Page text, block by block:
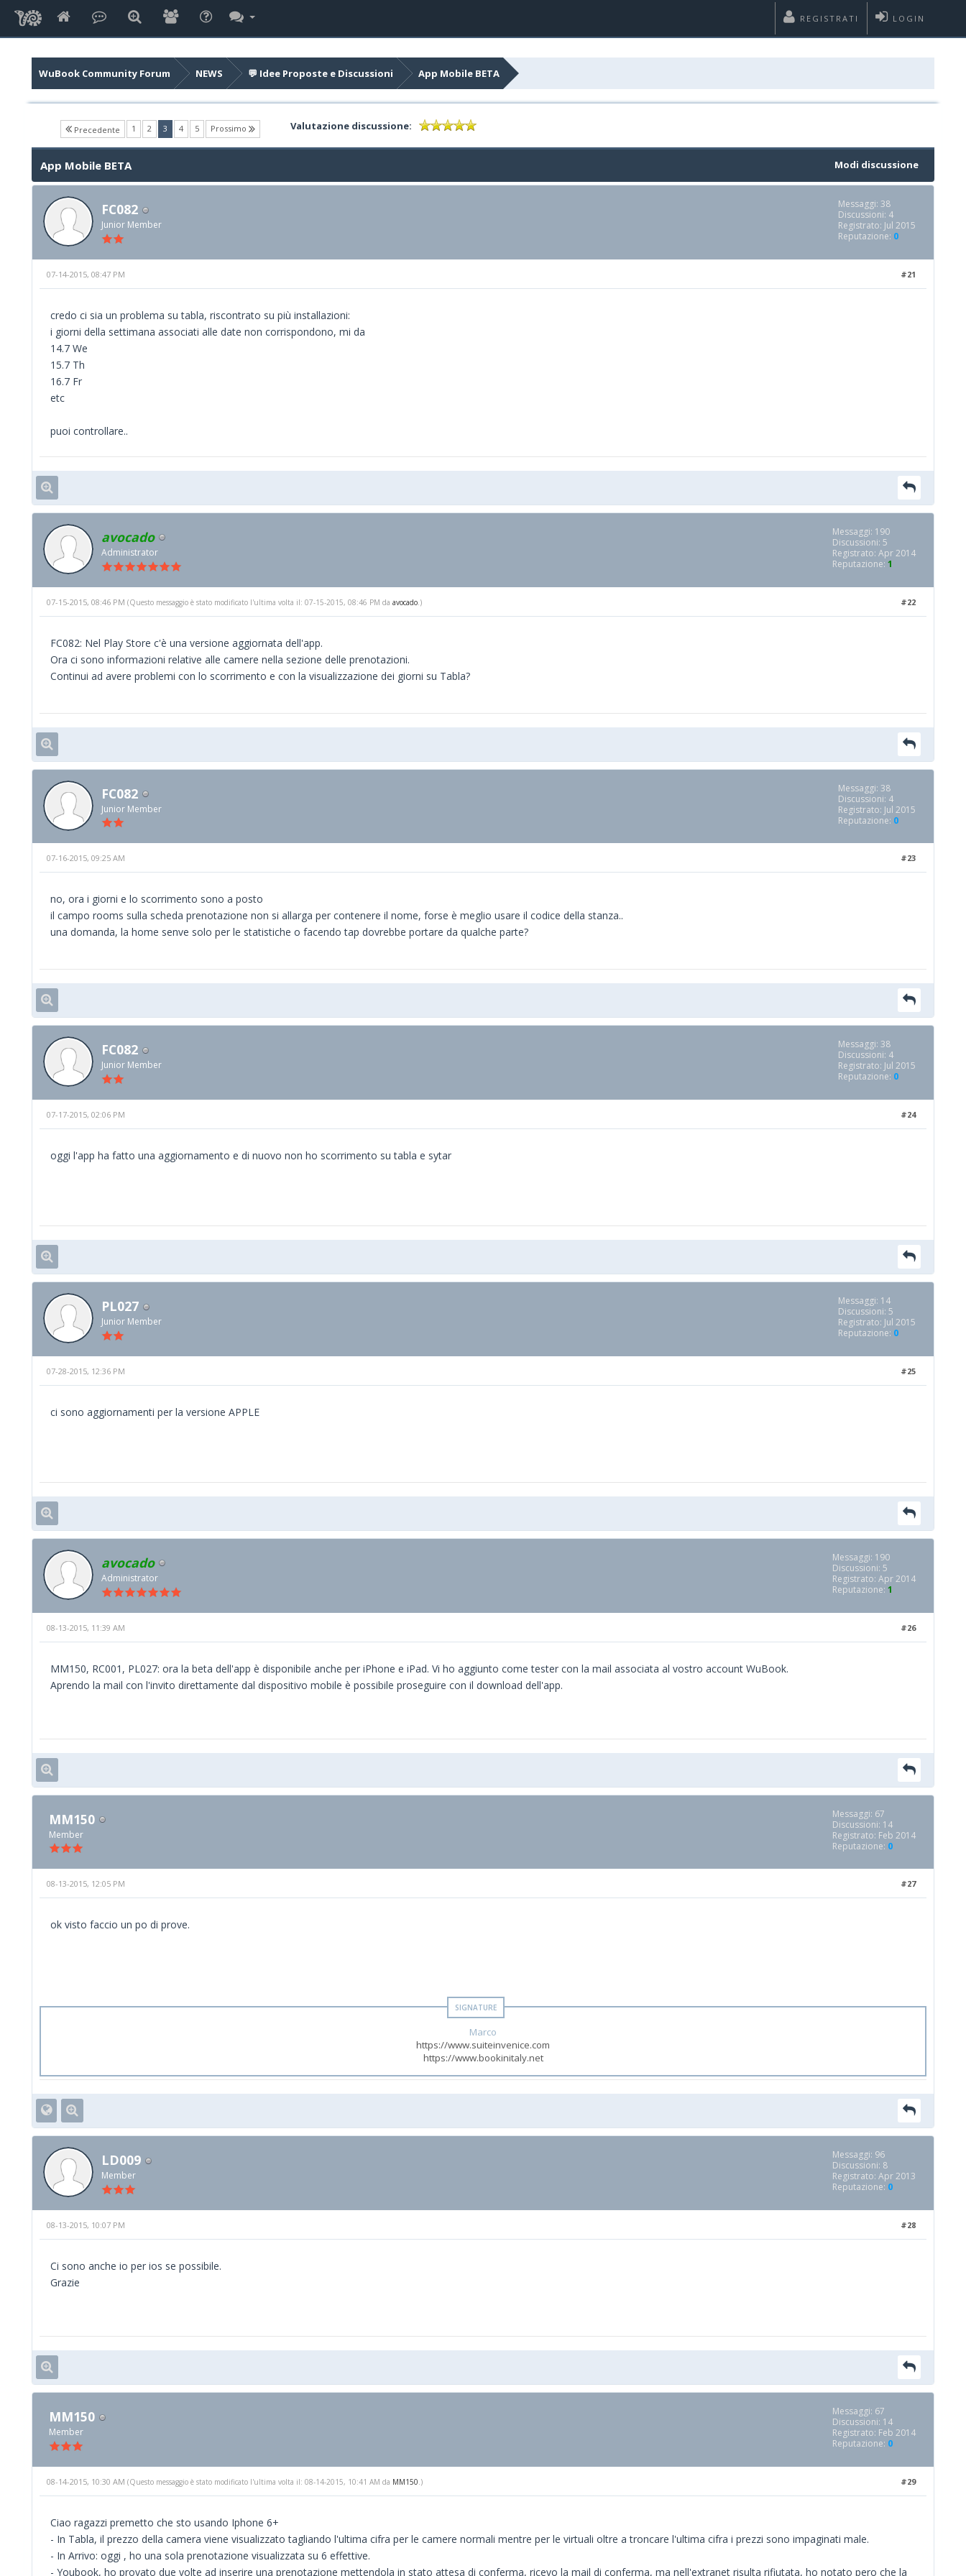
LOGIN
REGISTRATI
WuBook Community Forum NEWS 💬 Idee Proposte e Discussioni App Mobile BETA
Precedente 1 2 3(current)
4 5 Prossimo Valutazione discussione:
Modi discussione
App Mobile BETA
FC082
Junior Member
Messaggi: 38
Discussioni: 4
Registrato: Jul 2015
Reputazione: 0
#21
07-14-2015, 08:47 PM
credo ci sia un problema su tabla, riscontrato su più installazioni:
i giorni della settimana associati alle date non corrispondono, mi da
14.7 We
15.7 Th
16.7 Fr
etc
puoi controllare..
avocado
Administrator
Messaggi: 190
Discussioni: 5
Registrato: Apr 2014
Reputazione: 1
#22
07-15-2015, 08:46 PM (Questo messaggio è stato modificato l'ultima volta il: 07-15-2015, 08:46 PM da avocado .)
FC082: Nel Play Store c'è una versione aggiornata dell'app.
Ora ci sono informazioni relative alle camere nella sezione delle prenotazioni.
Continui ad avere problemi con lo scorrimento e con la visualizzazione dei giorni su Tabla?
FC082
Junior Member
Messaggi: 38
Discussioni: 4
Registrato: Jul 2015
Reputazione: 0
#23
07-16-2015, 09:25 AM
no, ora i giorni e lo scorrimento sono a posto
il campo rooms sulla scheda prenotazione non si allarga per contenere il nome, forse è meglio usare il codice della stanza..
una domanda, la home senve solo per le statistiche o facendo tap dovrebbe portare da qualche parte?
FC082
Junior Member
Messaggi: 38
Discussioni: 4
Registrato: Jul 2015
Reputazione: 0
#24
07-17-2015, 02:06 PM
oggi l'app ha fatto una aggiornamento e di nuovo non ho scorrimento su tabla e sytar
PL027
Junior Member
Messaggi: 14
Discussioni: 5
Registrato: Jul 2015
Reputazione: 0
#25
07-28-2015, 12:36 PM
ci sono aggiornamenti per la versione APPLE
avocado
Administrator
Messaggi: 190
Discussioni: 5
Registrato: Apr 2014
Reputazione: 1
#26
08-13-2015, 11:39 AM
MM150, RC001, PL027: ora la beta dell'app è disponibile anche per iPhone e iPad. Vi ho aggiunto come tester con la mail associata al vostro account WuBook.
Aprendo la mail con l'invito direttamente dal dispositivo mobile è possibile proseguire con il download dell'app.
MM150
Member
Messaggi: 67
Discussioni: 14
Registrato: Feb 2014
Reputazione: 0
#27
08-13-2015, 12:05 PM
ok visto faccio un po di prove.
Marco
https://www.suiteinvenice.com
https://www.bookinitaly.net
LD009
Member
Messaggi: 96
Discussioni: 8
Registrato: Apr 2013
Reputazione: 0
#28
08-13-2015, 10:07 PM
Ci sono anche io per ios se possibile.
Grazie
MM150
Member
Messaggi: 67
Discussioni: 14
Registrato: Feb 2014
Reputazione: 0
#29
08-14-2015, 10:30 AM (Questo messaggio è stato modificato l'ultima volta il: 08-14-2015, 10:41 AM da MM150.)
Ciao ragazzi premetto che sto usando Iphone 6+
- In Tabla, il prezzo della camera viene visualizzato tagliando l'ultima cifra per le camere normali mentre per le virtuali oltre a troncare l'ultima cifra i prezzi sono impaginati male.
- In Arrivo: oggi , ho una sola prenotazione visualizzata su 6 effettive.
- Youbook, ho provato due volte ad inserire una prenotazione mettendola in stato attesa di conferma, ricevo la mail di conferma, ma nell'extranet risulta rifiutata, ho notato pero che la